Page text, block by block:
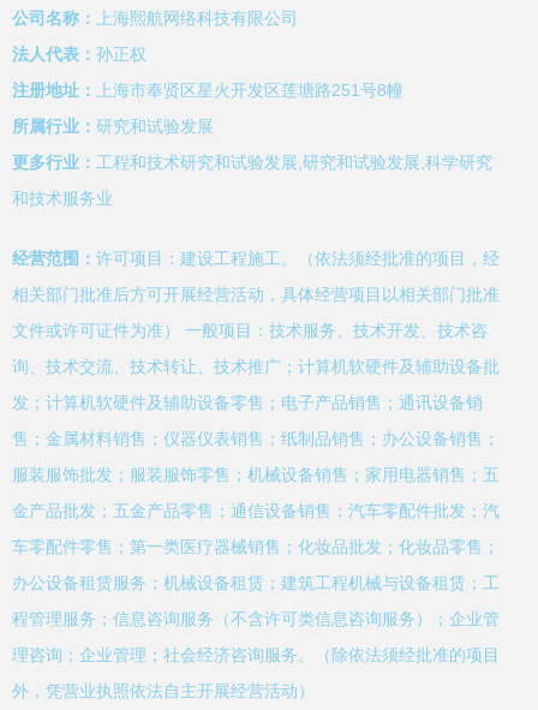
公司名称： 上海熙航网络科技有限公司
法人代表： 孙正权
注册地址： 上海市奉贤区星火开发区莲塘路251号8幢
所属行业： 研究和试验发展
更多行业： 工程和技术研究和试验发展,研究和试验发展,科学研究
和技术服务业
经营范围： 许可项目：建设工程施工。（依法须经批准的项目，经
相关部门批准后方可开展经营活动，具体经营项目以相关部门批准
文件或许可证件为准） 一般项目：技术服务、技术开发、技术咨
询、技术交流、技术转让、技术推广；计算机软硬件及辅助设备批
发；计算机软硬件及辅助设备零售；电子产品销售；通讯设备销
售；金属材料销售；仪器仪表销售；纸制品销售；办公设备销售；
服装服饰批发；服装服饰零售；机械设备销售；家用电器销售；五
金产品批发；五金产品零售；通信设备销售；汽车零配件批发；汽
车零配件零售；第一类医疗器械销售；化妆品批发；化妆品零售；
办公设备租赁服务；机械设备租赁；建筑工程机械与设备租赁；工
程管理服务；信息咨询服务（不含许可类信息咨询服务）；企业管
理咨询；企业管理；社会经济咨询服务。（除依法须经批准的项目
外，凭营业执照依法自主开展经营活动）